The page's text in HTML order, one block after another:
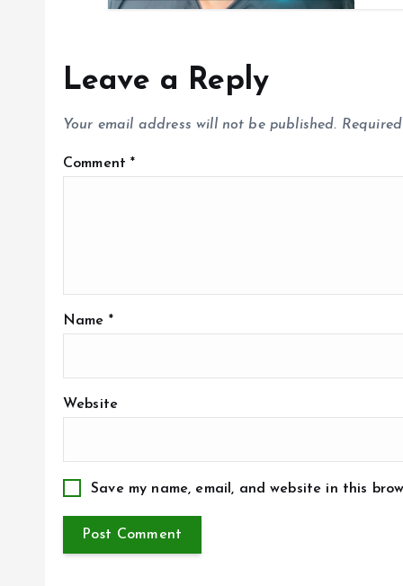
Leave a Reply
Your email address will not be published.
Comment*
Name *
Website
Save my name, email, and website in this